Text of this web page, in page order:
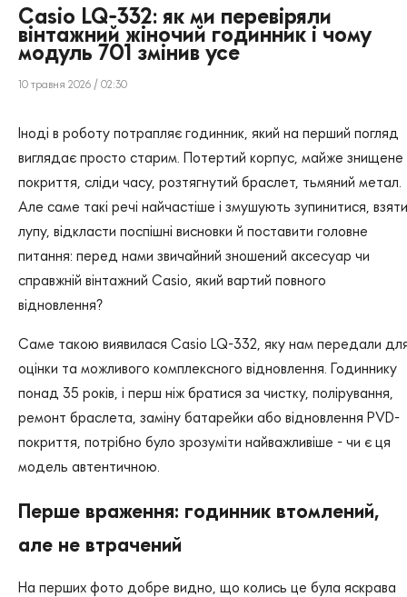
Casio LQ-332: як ми перевіряли
вінтажний жіночий годинник і чому
модуль 701 змінив усе
10 травня 2026 / 02:30
Іноді в роботу потрапляє годинник, який на перший погляд
виглядає просто старим. Потертий корпус, майже знищене
покриття, сліди часу, розтягнутий браслет, тьмяний метал.
Але саме такі речі найчастіше і змушують зупинитися, взяти
лупу, відкласти поспішні висновки й поставити головне
питання: перед нами звичайний зношений аксесуар чи
справжній вінтажний Casio, який вартий повного
відновлення?
Саме такою виявилася Casio LQ-332, яку нам передали
оцінки та можливого комплексного відновлення. Годиннику
понад 35 років, і перш ніж братися за чистку, полірування,
ремонт браслета, заміну батарейки або відновлення PVD-
покриття, потрібно було зрозуміти найважливіше - чи є ця
модель автентичною.
Перше враження: годинник втомлений,
але не втрачений
На перших фото добре видно, що колись це була яскрава